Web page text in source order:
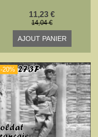
11,23 €
14,04 €
AJOUT PANIER
-20%